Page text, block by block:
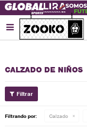

CALZADO DE NIÑOS
Filtrando por: Calzado